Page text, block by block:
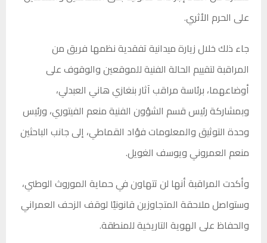
على الحرم الأثري.
جاء ذلك خلال زيارة ميدانية تفقدية نظمها فريق من
المراقبة لتقييم الحالة الفنية للموقعين والوقوف على
أوضاعهما، برئاسة مراقب آثار بنغازي هاني العبدلي،
وبمشاركة رئيس قسم الشؤون الفنية منعم الفيتوري، ورئيس
وحدة التوثيق والمعلومات فؤاد القماطي، إلى جانب الباحثين
منعم العمروني ويوسف الغويل.
وأكدت المراقبة أنها لن تتهاون في حماية الموروث الوطني،
وستواصل ملاحقة المتجاوزين قانونيًا لوقف الزحف العمراني
والحفاظ على الهوية التاريخية للمنطقة.